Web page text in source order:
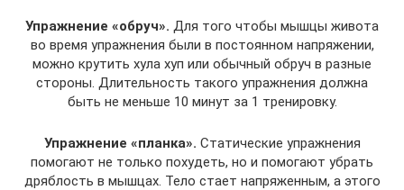
Упражнение «обруч». Для того чтобы мышцы живота
во время упражнения были в постоянном напряжении,
можно крутить хула хуп или обычный обруч в разные
стороны. Длительность такого упражнения должна
быть не меньше 10 минут за 1 тренировку.
Упражнение «планка». Статические упражнения
помогают не только похудеть, но и помогают убрать
дряблость в мышцах. Тело стает напряженным, а этого